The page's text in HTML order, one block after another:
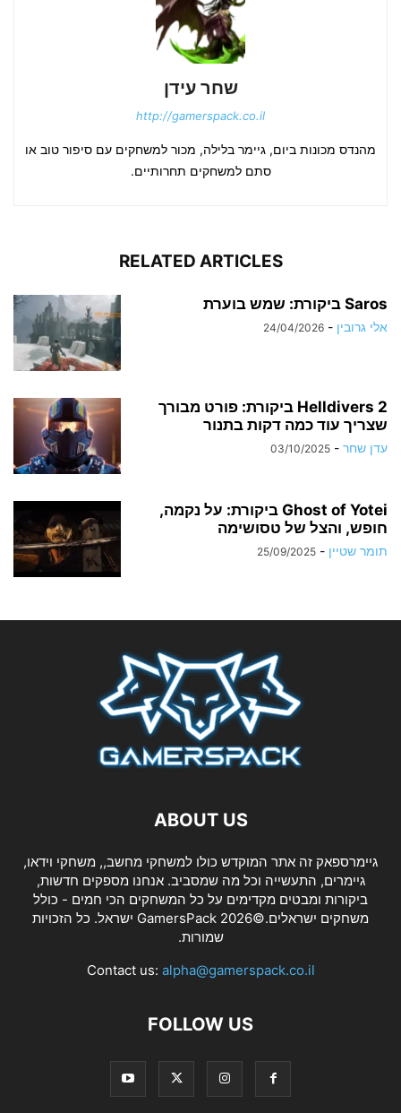
שחר עידן
http://gamerspack.co.il
מהנדס מכונות ביום, גיימר בלילה, מכור למשחקים עם סיפור טוב או
סתם למשחקים תחרותיים.
RELATED ARTICLES
Saros ביקורת: שמש בוערת
אלי גרובין -
24/04/2026
Helldivers 2 ביקורת: פורט מבורך
שצריך עוד כמה דקות בתנור
עדן שחר -
03/10/2025
Ghost of Yotei ביקורת: על נקמה,
חופש, והצל של טסושימה
תומר שטיין -
25/09/2025
ABOUT US
גיימרספאק זה אתר המוקדש כולו למשחקי מחשב,, משחקי וידאו,
גיימרים, התעשייה וכל מה שמסביב. אנחנו מספקים חדשות,
ביקורות ומבטים מקדימים על כל המשחקים הכי חמים - כולל
משחקים ישראלים.©2026 GamersPack ישראל. כל הזכויות
שמורות.
Contact us: alpha@gamerspack.co.il
FOLLOW US